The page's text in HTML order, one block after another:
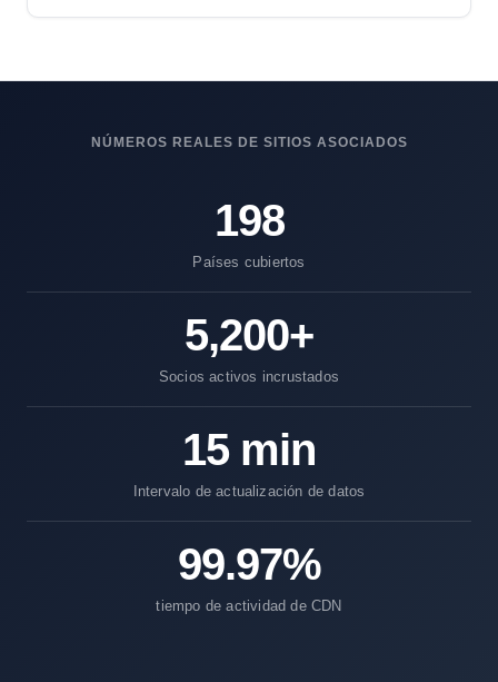
NÚMEROS REALES DE SITIOS ASOCIADOS
198
Países cubiertos
5,200+
Socios activos incrustados
15 min
Intervalo de actualización de datos
99.97%
tiempo de actividad de CDN